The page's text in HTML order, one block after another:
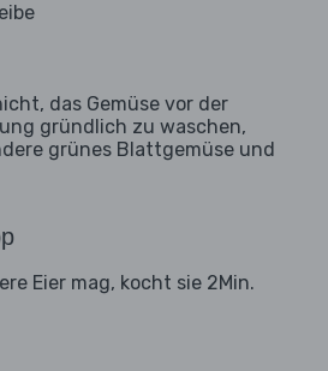
das Gemüse vor der
gründlich zu waschen,
grünes Blattgemüse und
Eier mag, kocht sie 2Min.